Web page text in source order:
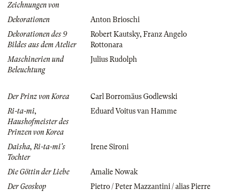
Zeichnungen von
Dekorationen
Anton Brioschi
Dekorationen des 9
Bildes aus dem Atelier
Robert Kautsky, Franz Angelo
Rottonara
Maschinerien und
Beleuchtung
Julius Rudolph
Der Prinz von Korea
Carl Borromäus Godlewski
Ri-ta-mi,
Haushofmeister des
Prinzen von Korea
Eduard Voitus van Hamme
Daisha, Ri-ta-mi's
Tochter
Irene Sironi
Die Göttin der Liebe
Amalie Nowak
Der Geoskop
Pietro / Peter Mazzantini / alias Pierre